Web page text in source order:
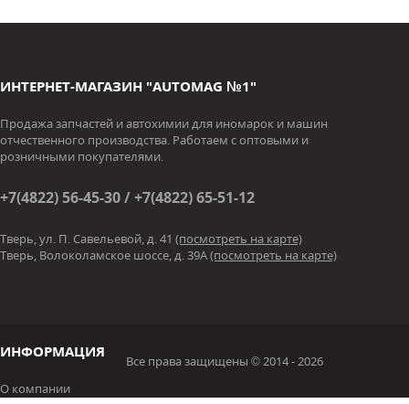
ИНТЕРНЕТ-МАГАЗИН "AUTOMAG №1"
Продажа запчастей и автохимии для иномарок и машин
отчественного производства. Работаем с оптовыми и
розничными покупателями.
+7(4822) 56-45-30 / +7(4822) 65-51-12
Тверь, ул. П. Савельевой, д. 41 (посмотреть на карте)
Тверь, Волоколамское шоссе, д. 39А(посмотреть на карте)
ИНФОРМАЦИЯ
О компании
Все права защищены © 2014 - 2026